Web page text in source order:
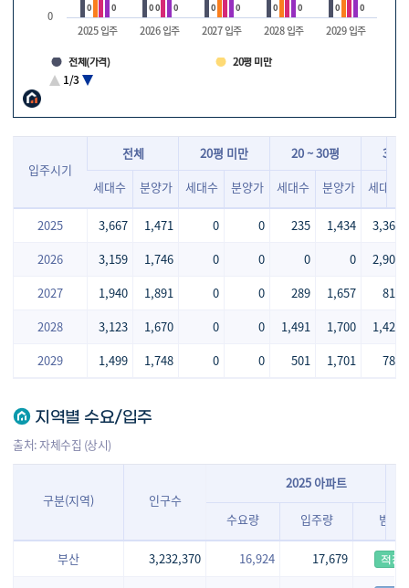
0
0 0
0 0
0 0
0 0
0
0
0
0
0 0
0 0
0 0
0 0
0
전체(가격)
20평 미만
20 ~ 30평
40 ~ 50평
1/3
2025 입주 2026 입주 2027 입주 2028 입주 2029 입주
0
입주시기
전체 20평 미만 20 ~ 30평
30 ~
세대수
분양가 세대수 분양가 세대수 분양가 세대수
2025 3,667 1,471 0 0 235 1,434
3,366
2026
3,159 1,746 0 0 0 0
2,905
2027
1,940 1,891 0 0 289 1,657
810
2028
3,123 1,670 0 0 1,491 1,700
1,424
2029
1,499 1,748 0 0 501 1,701 788
지역별 수요/입주
출처: 자체수집 (상시)
구분(지역) 인구수
2025 아파트
수요량 입주량 범례
부산 3,232,370 16,924 17,679